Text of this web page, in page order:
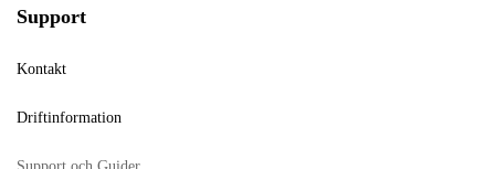
Support
Kontakt
Driftinformation